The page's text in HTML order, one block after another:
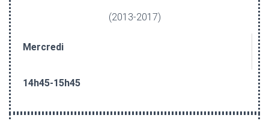
(2013-2017)
Mercredi
14h45-15h45